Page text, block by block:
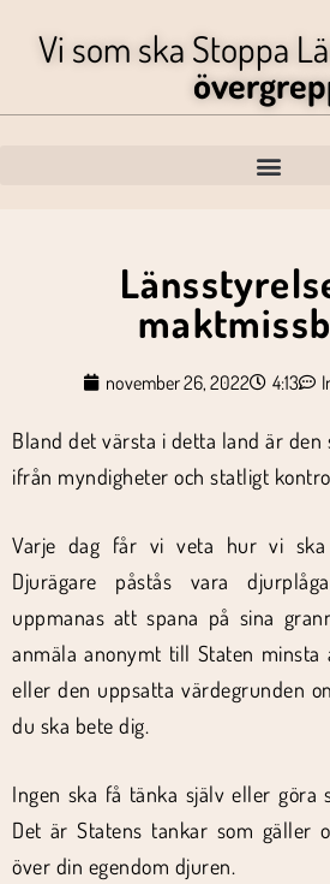
Vi som ska Stoppa
november 26, 2022 4:13
Bland det värsta i detta land är
ifrån myndigheter och statligt
Varje dag får vi veta hur vi ska
Djurägare påstås vara
uppmanas att spana på sina
anmäla anonymt till Staten minsta
eller den uppsatta värdegrunden
du ska bete dig.
Ingen ska få tänka själv eller göra
Det är Statens tankar som gäller
över din egendom djuren.